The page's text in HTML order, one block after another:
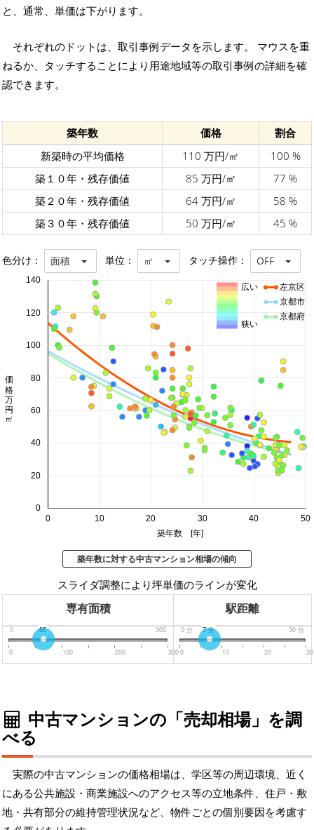
と、通常、単価は下がります。
それぞれのドットは、取引事例データを示します。 マウスを重
ねるか、タッチすることにより用途地域等の取引事例の詳細を確
認できます。
築年数 価格
割合
新築時の平均価格
110 万円/㎡
100 %
築１０年・残存価値
85 万円/㎡
77 %
築２０年・残存価値
64 万円/㎡
58 %
築３０年・残存価値
50 万円/㎡ 45 %
色分け： 面積 単位： ㎡ タッチ操作： OFF
0 10 20 30 40 50
0
20
40
60
80
100
120
140
築年数 [年]
価格 万円/㎡
左京区
京都市
京都府
広い
狭い
築年数に対する中古マンション相場の傾向
スライダ調整により坪単価のラインが変化
専有面積 駅距離
0 300
65
0 100 200 300
0分 30分
7分
0 10 20 30
中古マンションの「売却相場」を調
べる
実際の中古マンションの価格相場は、学区等の周辺環境、近く
にある公共施設・商業施設へのアクセス等の立地条件、住戸・敷
地・共有部分の維持管理状況など、物件ごとの個別要因を考慮す